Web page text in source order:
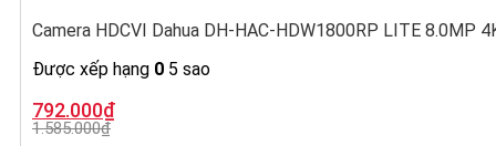
Camera HDCVI Dahua DH-HAC-HDW1800RP LITE 8.0MP
Được xếp hạng 0 5 sao
1.585.000₫
Giá
gốc
là:
792.000₫
Giá
hiện
tại